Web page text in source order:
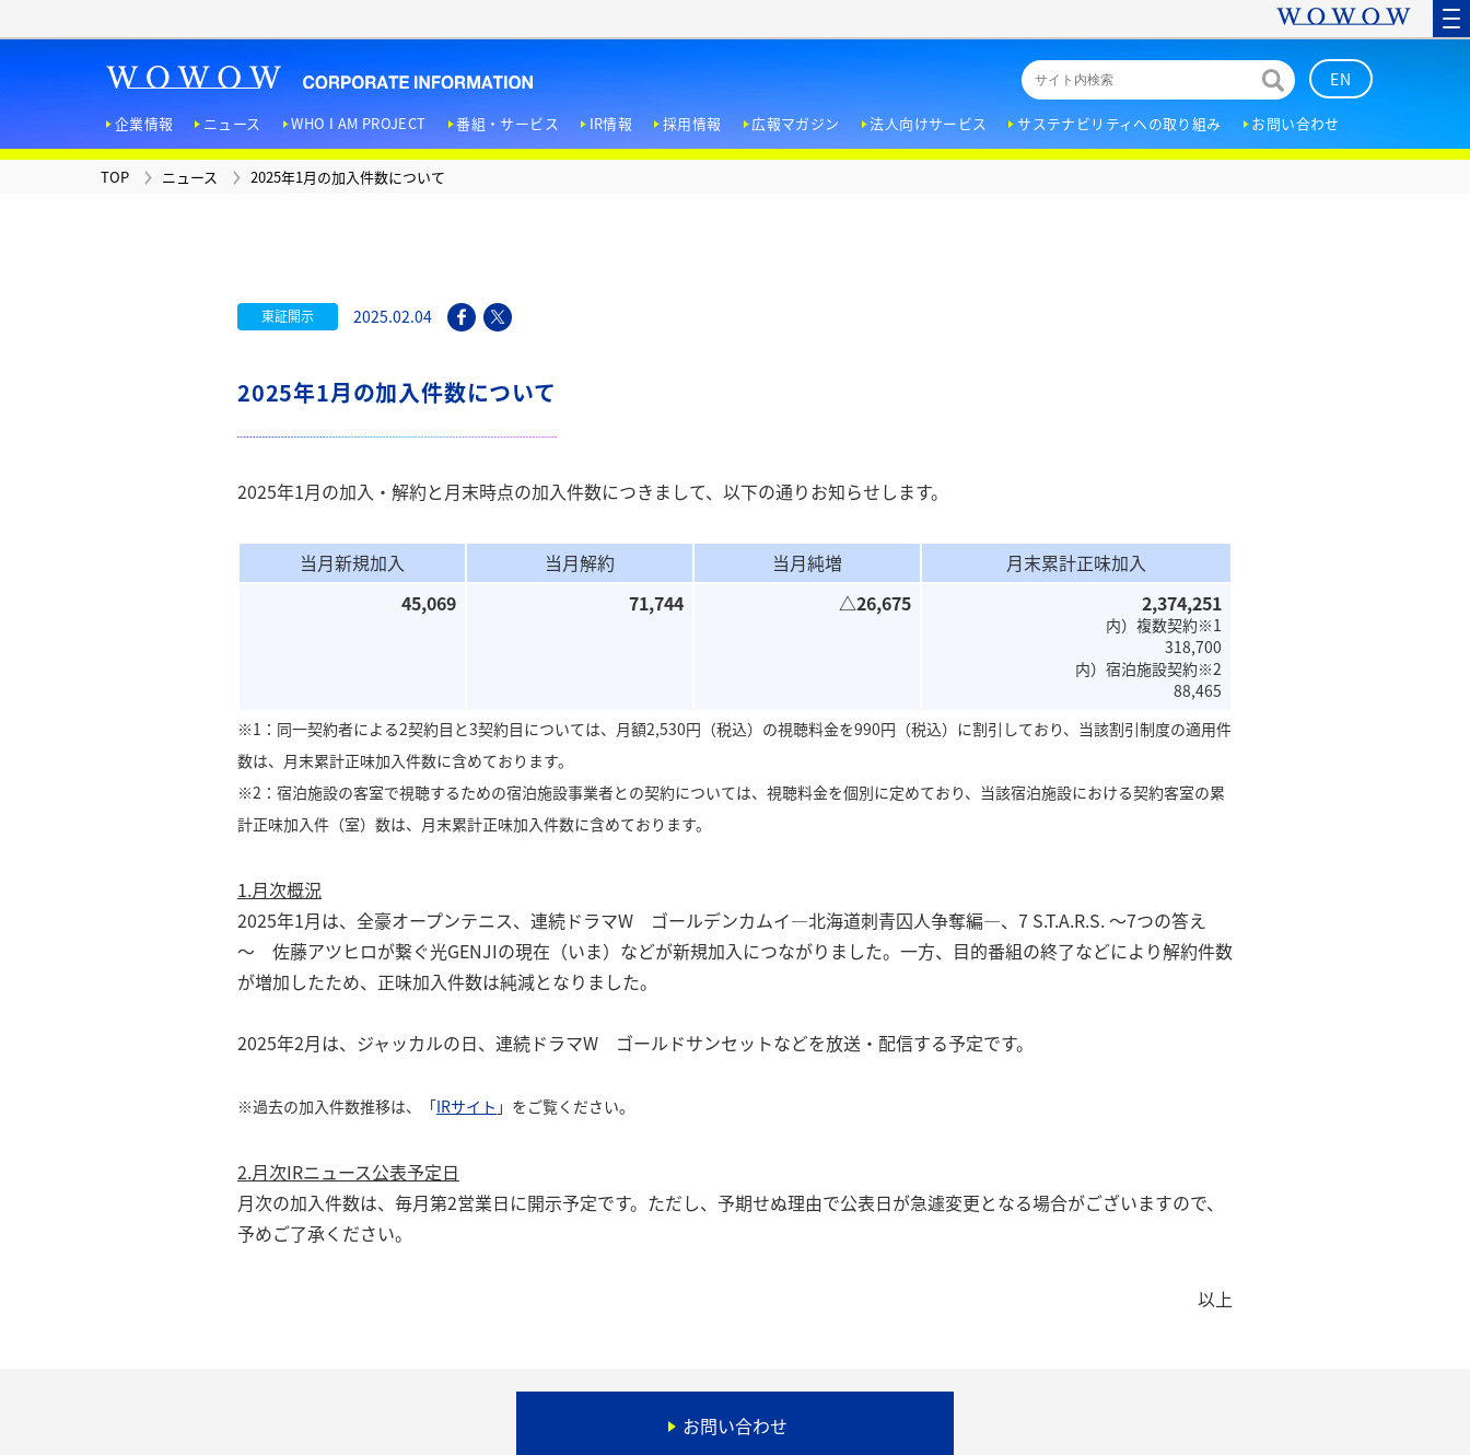
企業情報 ニュース WHO I AM PROJECT 番組・サービス IR情報 採用情報 広報マガジン 法人向けサービス サステナビリティへの取り組み お問い合わせ
EN
TOP
役員紹介
企業理念 / パーパス / ビジョン
沿革
夢中のトビラボ
＜アーカイブ＞30周年サイト
ニュース
WHO I AM PROJECT
WOWOW FILMS
受賞歴
＜IR資料室＞
IRカレンダー
＜その他IR関連情報＞
キャリア採用
DEI
環境への取り組み
お問い合わせ
広報マガジン
TOP ニュース 2025年1月の加入件数について
東証開示 2025.02.04
2025年1月の加入件数について
2025年1月の加入・解約と月末時点の加入件数につきまして、以下の通りお知らせします。
当月新規加入 当月解約 当月純増
月末累計正味加入
45,069
71,744 △26,675 2,374,251
内）複数契約※1
318,700
内）宿泊施設契約※2
88,465
※1：同一契約者による2契約目と3契約目については、月額2,530円（税込）の視聴料金を990円（税込）に割引しており、当該割引制度の適用件
数は、月末累計正味加入件数に含めております。
※2：宿泊施設の客室で視聴するための宿泊施設事業者との契約については、視聴料金を個別に定めており、当該宿泊施設における契約客室の累
計正味加入件（室）数は、月末累計正味加入件数に含めております。
1.月次概況
2025年1月は、全豪オープンテニス、連続ドラマW ゴールデンカムイ―北海道刺青囚人争奪編―、7 S.T.A.R.S. ～7つの答え
～ 佐藤アツヒロが繋ぐ光GENJIの現在（いま）などが新規加入につながりました。一方、目的番組の終了などにより解約件数
が増加したため、正味加入件数は純減となりました。
2025年2月は、ジャッカルの日、連続ドラマW ゴールドサンセットなどを放送・配信する予定です。
※過去の加入件数推移は、「IRサイト 」をご覧ください。
2.月次IRニュース公表予定日
月次の加入件数は、毎月第2営業日に開示予定です。ただし、予期せぬ理由で公表日が急遽変更となる場合がございますので、
予めご了承ください。
以上
お問い合わせ